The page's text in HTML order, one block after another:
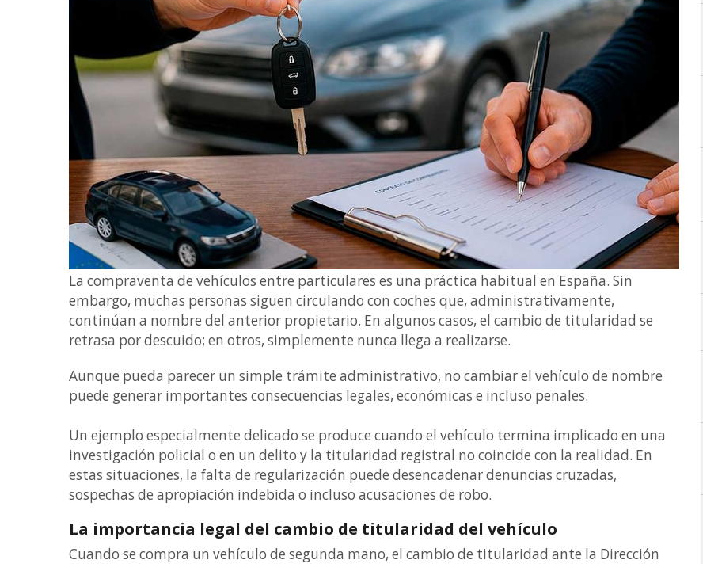
La compraventa de vehículos entre particulares es una práctica habitual en España. Sin
embargo, muchas personas siguen circulando con coches que, administrativamente,
continúan a nombre del anterior propietario. En algunos casos, el cambio de titularidad se
retrasa por descuido; en otros, simplemente nunca llega a realizarse.
Aunque pueda parecer un simple trámite administrativo, no cambiar el vehículo de nombre
puede generar importantes consecuencias legales, económicas e incluso penales.
Un ejemplo especialmente delicado se produce cuando el vehículo termina implicado en una
investigación policial o en un delito y la titularidad registral no coincide con la realidad. En
estas situaciones, la falta de regularización puede desencadenar denuncias cruzadas,
sospechas de apropiación indebida o incluso acusaciones de robo.
La importancia legal del cambio de titularidad del vehículo
Cuando se compra un vehículo de segunda mano, el cambio de titularidad ante la Dirección